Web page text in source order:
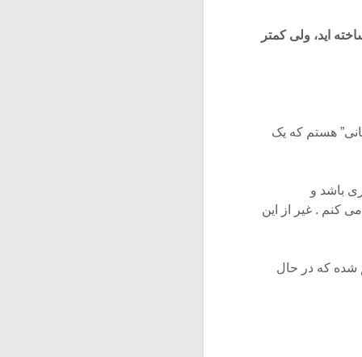
اید، ولی کمتر
هستم که یک
باشد و
کنم . غیر از این
شده که در حال